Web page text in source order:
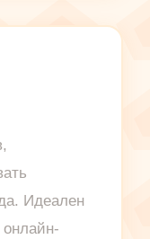
Идеален